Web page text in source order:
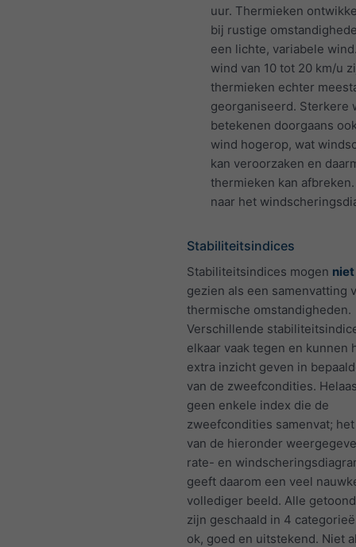
uur. Thermieken
bij rustige
een lichte, variabele
wind van 10 tot 20 km/u
thermieken echter
georganiseerd. Sterkere
betekenen doorgaans
wind hogerop, wat
kan veroorzaken en
thermieken kan
naar het
Stabiliteitsindices
Stabiliteitsindices mogen niet
gezien als een samenvatting
thermische omstandigheden.
Verschillende
elkaar vaak tegen en kunnen
extra inzicht geven in
van de zweefcondities.
geen enkele index die de
zweefcondities samenvat;
van de hieronder
rate- en
geeft daarom een veel
vollediger beeld. Alle
zijn geschaald in 4
ok, goed en uitstekend. Niet